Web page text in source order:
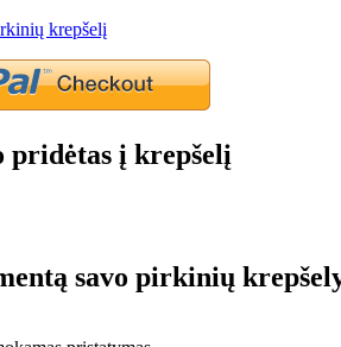
krepšelį
pridėtas į krepšelį
savo pirkinių